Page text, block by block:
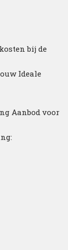
bij de
Ideale
Aanbod voor